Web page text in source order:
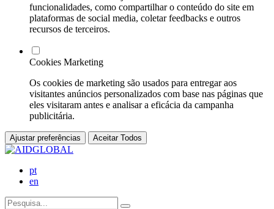
funcionalidades, como compartilhar o conteúdo do site em
plataformas de social media, coletar feedbacks e outros
recursos de terceiros.
Cookies Marketing
Os cookies de marketing são usados para entregar aos
visitantes anúncios personalizados com base nas páginas que
eles visitaram antes e analisar a eficácia da campanha
publicitária.
Ajustar preferências Aceitar Todos
pt
en